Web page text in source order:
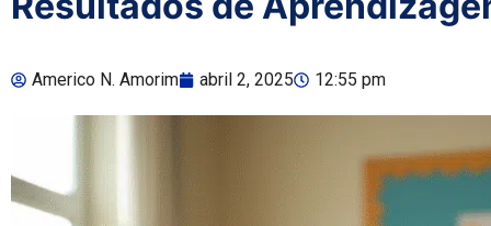
Americo N. Amorim abril 2, 2025 12:55 pm